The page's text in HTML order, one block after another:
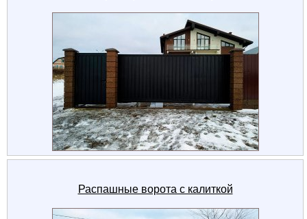
Распашные ворота с калиткой